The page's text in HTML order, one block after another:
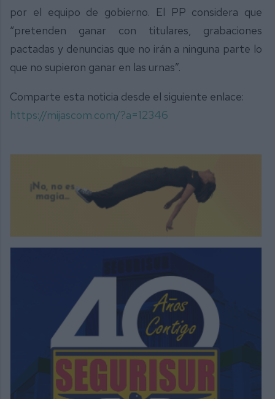
por el equipo de gobierno. El PP considera que
“pretenden ganar con titulares, grabaciones
pactadas y denuncias que no irán a ninguna parte lo
que no supieron ganar en las urnas”.
Comparte esta noticia desde el siguiente enlace:
https://mijascom.com/?a=12346